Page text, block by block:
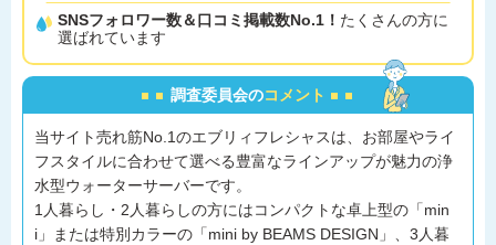
SNSフォロワー数＆口コミ掲載数No.1！ たくさんの方に
選ばれています
調査委員会のコメント
当サイト売れ筋No.1のエブリィフレシャスは、お部屋やライ
フスタイルに合わせて選べる豊富なラインアップが魅力の浄
水型ウォーターサーバーです。
1人暮らし・2人暮らしの方にはコンパクトな卓上型の「min
i」または特別カラーの「mini by BEAMS DESIGN」、3人暮